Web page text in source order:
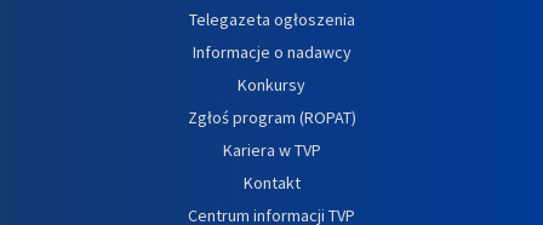
Telegazeta ogłoszenia
Informacje o nadawcy
Konkursy
Zgłoś program (ROPAT)
Kariera w TVP
Kontakt
Centrum informacji TVP